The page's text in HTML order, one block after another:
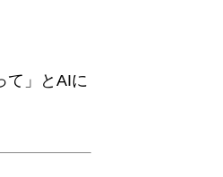
て」とAIに